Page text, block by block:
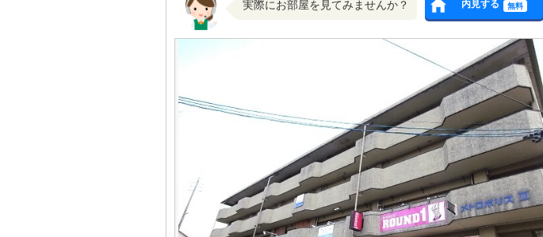
実際にお部屋を見てみませんか？ 内見する 無料